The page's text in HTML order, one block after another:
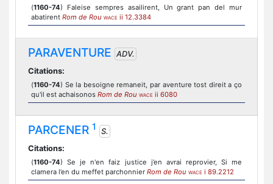
(1160-74) Faleise sempres asailirent, Un grant pan del mur
abatirent Rom de Rou WACE ii 12.3384
PARAVENTURE ADV.
Citations:
(1160-74) Se la besoigne remaneit, par aventure tost direit a ço
qu'il est achaisonos Rom de Rou WACE ii 6080
PARCENER 1
S.
Citations:
(1160-74) Se je n'en faiz justice j’en avrai reprovier, Si me
clamera l’en du meffet parchonnier Rom de Rou WACE i 89.2212